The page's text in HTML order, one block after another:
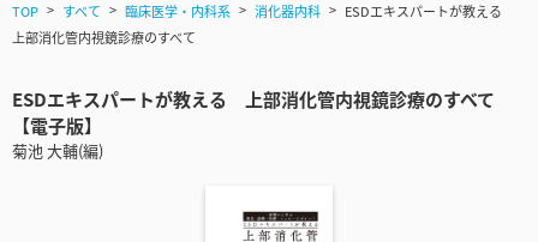
TOP すべて 臨床医学・内科系 消化器内科
ESDエキスパートが教える
上部消化管内視鏡診療のすべて
ESDエキスパートが教える 上部消化管内視鏡診療のすべて
【電子版】
菊池 大輔(編)